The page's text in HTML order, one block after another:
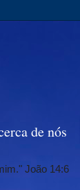
de nós
João 14:6